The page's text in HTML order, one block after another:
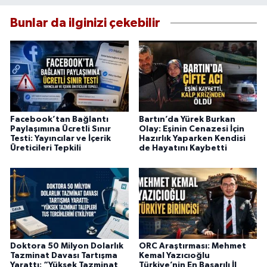
Bunlar da ilginizi çekebilir
Facebook’tan Bağlantı
Paylaşımına Ücretli Sınır
Testi: Yayıncılar ve İçerik
Üreticileri Tepkili
Bartın’da Yürek Burkan
Olay: Eşinin Cenazesi İçin
Hazırlık Yaparken Kendisi
de Hayatını Kaybetti
Doktora 50 Milyon Dolarlık
Tazminat Davası Tartışma
ORC Araştırması: Mehmet
Kemal Yazıcıoğlu